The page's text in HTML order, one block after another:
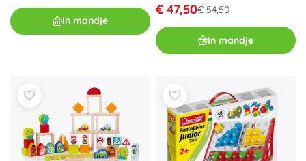
In mandje
€ 47,50€ 54,50
In mandje